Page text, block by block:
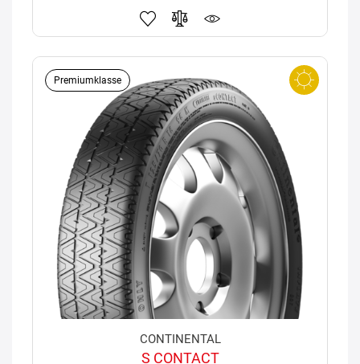
Premiumklasse
CONTINENTAL
S CONTACT